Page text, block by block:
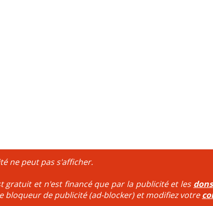
ne peut pas s'afficher.
gratuit et n'est financé que par la publicité et les dons
bloqueur de publicité (ad-blocker) et modifiez votre